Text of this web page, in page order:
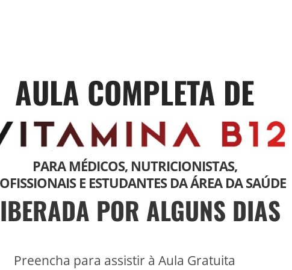
AULA COMPLETA DE
PARA MÉDICOS, NUTRICIONISTAS,
E ESTUDANTES DA ÁREA DA SAÚDE
POR ALGUNS DIAS
Preencha para assistir à Aula Gratuita